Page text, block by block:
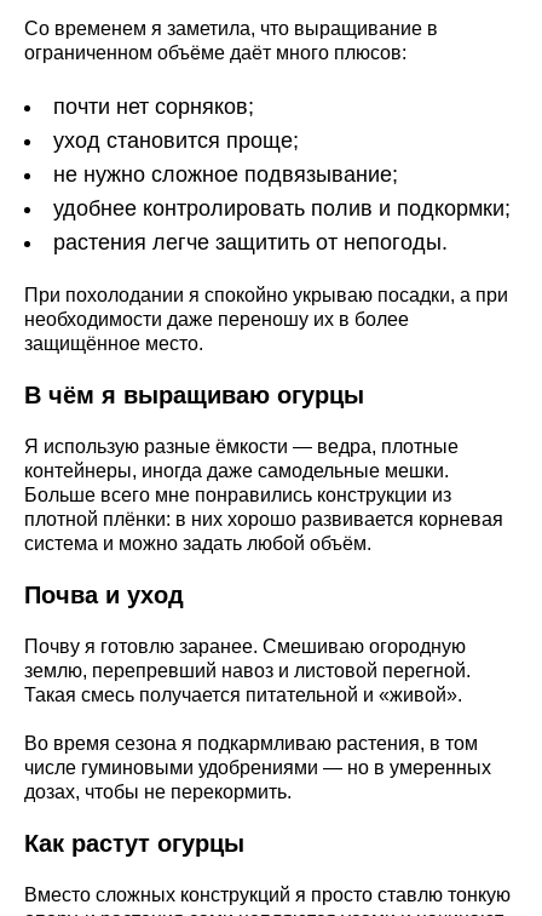
Со временем я заметила, что выращивание в
ограниченном объёме даёт много плюсов:
почти нет сорняков;
уход становится проще;
не нужно сложное подвязывание;
удобнее контролировать полив и подкормки;
растения легче защитить от непогоды.
При похолодании я спокойно укрываю посадки, а при
необходимости даже переношу их в более
защищённое место.
В чём я выращиваю огурцы
Я использую разные ёмкости — ведра, плотные
контейнеры, иногда даже самодельные мешки.
Больше всего мне понравились конструкции из
плотной плёнки: в них хорошо развивается корневая
система и можно задать любой объём.
Почва и уход
Почву я готовлю заранее. Смешиваю огородную
землю, перепревший навоз и листовой перегной.
Такая смесь получается питательной и «живой».
Во время сезона я подкармливаю растения, в том
числе гуминовыми удобрениями — но в умеренных
дозах, чтобы не перекормить.
Как растут огурцы
Вместо сложных конструкций я просто ставлю тонкую